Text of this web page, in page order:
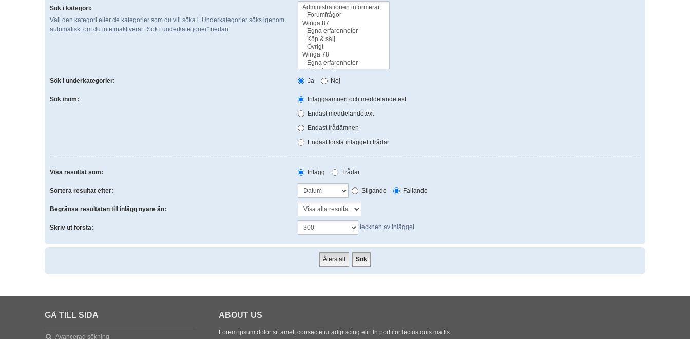
Sök i kategori:
Välj den kategori eller de kategorier som du vill söka i. Underkategorier söks igenom
automatiskt om du inte inaktiverar “Sök i underkategorier” nedan.
Sök i underkategorier: Ja Nej
Sök inom:
Inläggsämnen och meddelandetext
Endast meddelandetext
Endast trådämnen
Endast första inlägget i trådar
Visa resultat som: Inlägg Trådar
Sortera resultat efter: Stigande Fallande
Begränsa resultaten till inlägg nyare än:
Skriv ut första: tecknen av inlägget
GÅ TILL SIDA
Avancerad sökning
ABOUT US
Lorem ipsum dolor sit amet, consectetur adipiscing elit. In porttitor lectus quis mattis